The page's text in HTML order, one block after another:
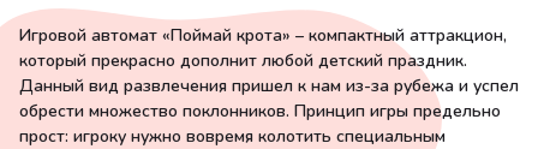
Игровой автомат «Поймай крота» – компактный аттракцион,
который прекрасно дополнит любой детский праздник.
Данный вид развлечения пришел к нам из-за рубежа и успел
обрести множество поклонников. Принцип игры предельно
прост: игроку нужно вовремя колотить специальным